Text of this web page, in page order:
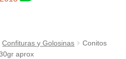
Confituras y Golosinas
Conitos
aprox